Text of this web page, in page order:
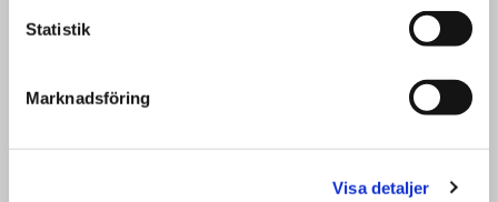
Statistik
Marknadsföring
Visa detaljer